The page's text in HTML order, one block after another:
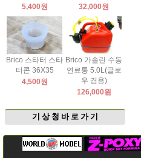
5,400원
32,000원
Brico 스타터 스타
터콘 36X35
4,500원
Brico 가솔린 수동
연료통 5.0L(글로
우 겸용)
126,000원
기 상 청 바 로 가 기